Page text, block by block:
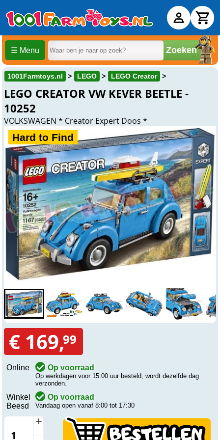
☰ Menu Zoeken
1001Farmtoys.nl LEGO LEGO Creator
LEGO CREATOR VW KEVER BEETLE -
10252
VOLKSWAGEN * Creator Expert Doos *
Hard to Find
€ 169,99
Online Op voorraad
Op werkdagen voor 15:00 uur besteld, wordt dezelfde dag
verzonden.
Winkel
Beesd
Op voorraad
Vandaag open vanaf 8:00 tot 17:30
+